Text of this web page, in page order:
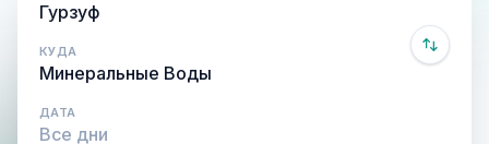
КУДА
ДАТА